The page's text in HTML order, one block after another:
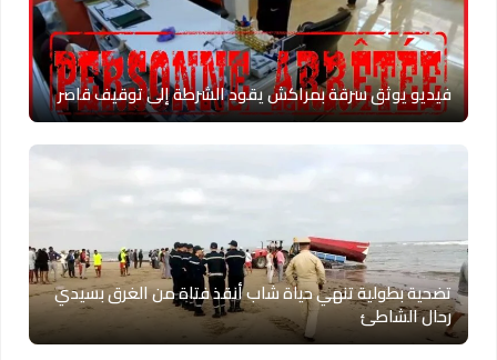
فيديو يوثق سرقة بمراكش يقود الشرطة إلى توقيف قاصر
تضحية بطولية تنهي حياة شاب أنقذ فتاة من الغرق بسيدي
رحال الشاطئ